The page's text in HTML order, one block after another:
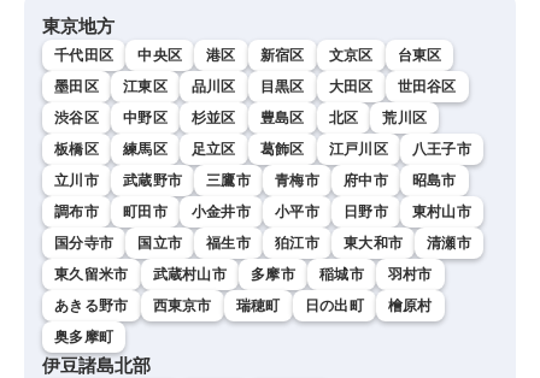
東京地方
千代田区 中央区 港区 新宿区 文京区
台東区
墨田区
江東区 品川区 目黒区 大田区
世田谷区
渋谷区
中野区 杉並区 豊島区 北区
荒川区
板橋区
練馬区 足立区 葛飾区 江戸川区
八王子市
立川市
武蔵野市 三鷹市 青梅市 府中市
昭島市
調布市
町田市 小金井市 小平市 日野市
東村山市
国分寺市
国立市 福生市 狛江市 東大和市
清瀬市
東久留米市
武蔵村山市 多摩市 稲城市
羽村市
あきる野市
西東京市 瑞穂町 日の出町
檜原村
奥多摩町
伊豆諸島北部